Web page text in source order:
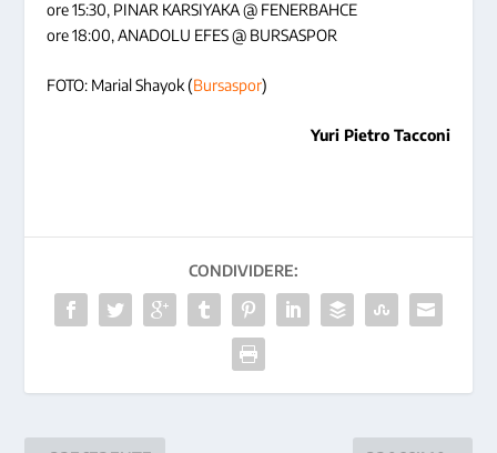
ore 15:30, PINAR KARSIYAKA @ FENERBAHCE
ore 18:00, ANADOLU EFES @ BURSASPOR
FOTO: Marial Shayok (Bursaspor)
Yuri Pietro Tacconi
CONDIVIDERE: